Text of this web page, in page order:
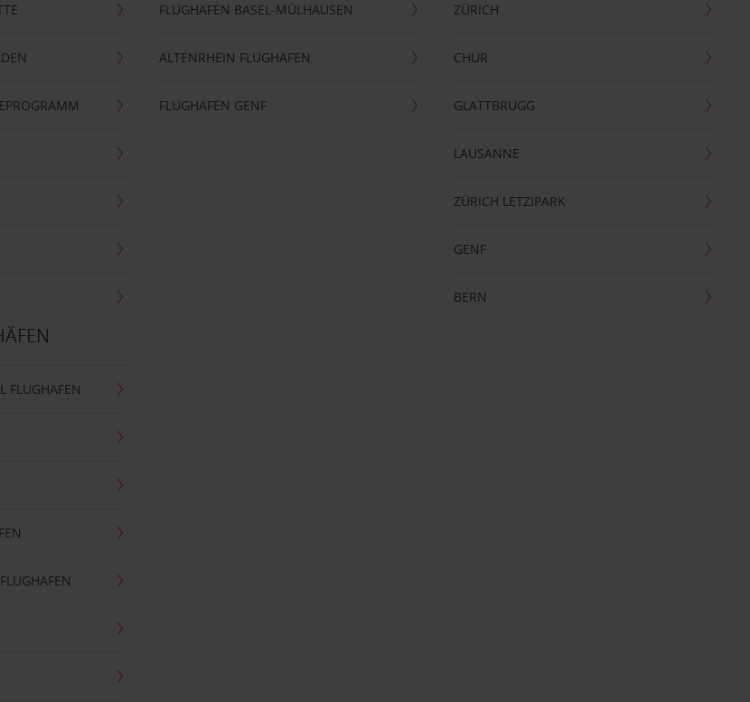
FLUGHAFEN BASEL-MÜLHAUSEN
ALTENRHEIN FLUGHAFEN
FLUGHAFEN GENF
ZÜRICH
CHUR
GLATTBRUGG
LAUSANNE
ZÜRICH LETZIPARK
GENF
BERN
FLUGHAFEN